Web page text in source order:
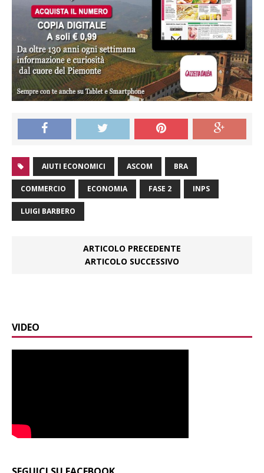
AIUTI ECONOMICI ASCOM BRA
COMMERCIO ECONOMIA FASE 2 INPS
LUIGI BARBERO
ARTICOLO PRECEDENTE
ARTICOLO SUCCESSIVO
VIDEO